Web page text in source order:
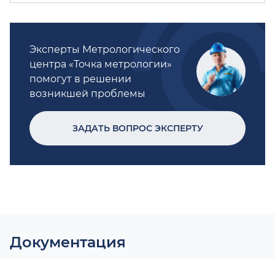
Эксперты Метрологического
центра «Точка метрологии»
помогут в решении
возникшей проблемы
ЗАДАТЬ ВОПРОС ЭКСПЕРТУ
Документация